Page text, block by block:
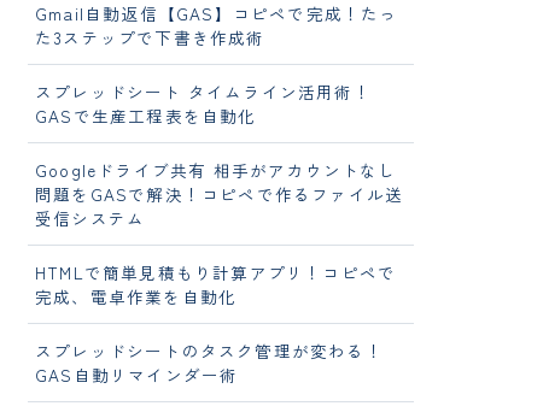
Gmail自動返信【GAS】コピペで完成！たっ
た3ステップで下書き作成術
スプレッドシート タイムライン活用術！
GASで生産工程表を自動化
Googleドライブ共有 相手がアカウントなし
問題をGASで解決！コピペで作るファイル送
受信システム
HTMLで簡単見積もり計算アプリ！コピペで
完成、電卓作業を自動化
スプレッドシートのタスク管理が変わる！
GAS自動リマインダー術